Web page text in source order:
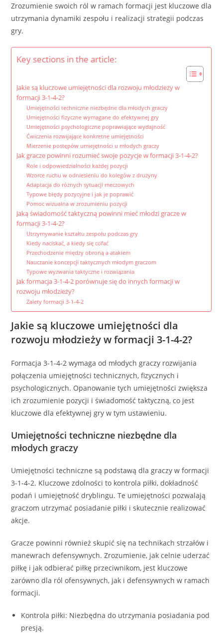
Zrozumienie swoich ról w ramach formacji jest kluczowe dla
utrzymania dynamiki zespołu i realizacji strategii podczas
gry.
Key sections in the article:
Jakie są kluczowe umiejętności dla rozwoju młodzieży w
formacji 3-1-4-2?
Umiejętności techniczne niezbędne dla młodych graczy
Umiejętności fizyczne wymagane do efektywnej gry
Umiejętności psychologiczne poprawiające wydajność
Ćwiczenia rozwijające konkretne umiejętności
Mierzenie postępów umiejętności u młodych graczy
Jak gracze powinni rozumieć swoje pozycje w formacji 3-1-4-2?
Role i odpowiedzialności każdej pozycji
Wzorce ruchu w odniesieniu do kolegów z drużyny
Adaptacja do różnych sytuacji meczowych
Typowe błędy pozycyjne i jak je poprawić
Pomoc wizualna w zrozumieniu pozycji
Jaką świadomość taktyczną powinni mieć młodzi gracze w
formacji 3-1-4-2?
Utrzymywanie kształtu zespołu podczas gry
Kiedy naciskać, a kiedy się cofać
Przechodzenie między obroną a atakiem
Nauczanie koncepcji taktycznych młodym graczom
Typowe wyzwania taktyczne i rozwiązania
Jak formacja 3-1-4-2 porównuje się do innych formacji w
rozwoju młodzieży?
Zalety formacji 3-1-4-2
Jakie są kluczowe umiejętności dla
rozwoju młodzieży w formacji 3-1-4-2?
Formacja 3-1-4-2 wymaga od młodych graczy rozwijania
połączenia umiejętności technicznych, fizycznych i
psychologicznych. Opanowanie tych umiejętności zwiększa
ich zrozumienie pozycji i świadomość taktyczną, co jest
kluczowe dla efektywnej gry w tym ustawieniu.
Umiejętności techniczne niezbędne dla
młodych graczy
Umiejętności techniczne są podstawą dla graczy w formacji
3-1-4-2. Kluczowe zdolności to kontrola piłki, dokładność
podań i umiejętność dryblingu. Te umiejętności pozwalają
graczom utrzymać posiadanie piłki i skutecznie realizować
akcje.
Gracze powinni również skupić się na technikach strzałów i
manewrach defensywnych. Zrozumienie, jak celnie uderzać
piłkę i jak odbierać piłkę przeciwnikom, jest kluczowe
zarówno dla ról ofensywnych, jak i defensywnych w ramach
formacji.
Kontrola piłki: Niezbędna do utrzymania posiadania pod
presją.